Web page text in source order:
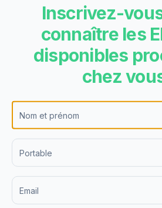
permanent,
Cette diversité d'offres
âgées et de leurs
temporaire.
obtient une note de 3.2/5 basée
de visiter l'établissement pour
est un établissement de taille
Inscrivez-
connaître les
disponibles
chez